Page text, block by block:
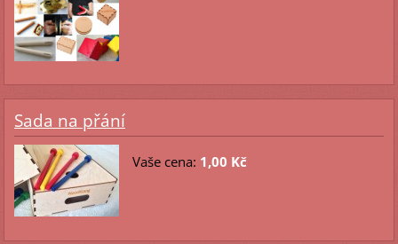
Sada na přání
Vaše cena: 1,00 Kč